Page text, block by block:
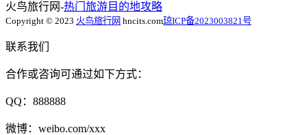
火鸟旅行网-热门旅游目的地攻略
Copyright © 2023 火鸟旅行网 hncits.com琼ICP备2023003821号
联系我们
合作或咨询可通过如下方式：
QQ：888888
微博：weibo.com/xxx